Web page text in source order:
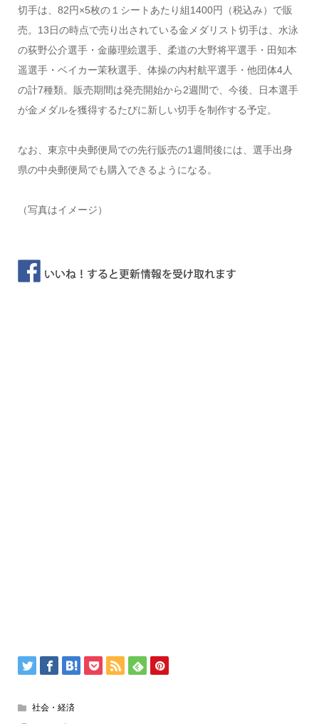
切手は、82円×5枚の１シートあたり組1400円（税込み）で販
売。13日の時点で売り出されている金メダリスト切手は、水泳
の荻野公介選手・金藤理絵選手、柔道の大野将平選手・田知本
遥選手・ベイカー茉秋選手、体操の内村航平選手・他団体4人
の計7種類。販売期間は発売開始から2週間で、今後、日本選手
が金メダルを獲得するたびに新しい切手を制作する予定。
なお、東京中央郵便局での先行販売の1週間後には、選手出身
県の中央郵便局でも購入できるようになる。
（写真はイメージ）
社会・経済